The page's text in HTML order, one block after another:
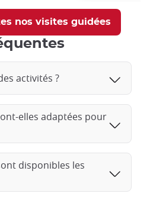
nos visites guidées
activités ?
elles adaptées pour
disponibles les